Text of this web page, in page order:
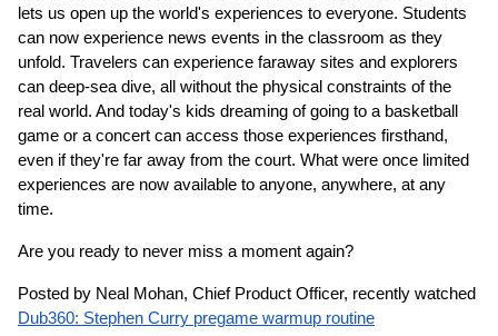
lets us open up the world's experiences to everyone. Students
can now experience news events in the classroom as they
unfold. Travelers can experience faraway sites and explorers
can deep-sea dive, all without the physical constraints of the
real world. And today's kids dreaming of going to a basketball
game or a concert can access those experiences firsthand,
even if they're far away from the court. What were once limited
experiences are now available to anyone, anywhere, at any
time.
Are you ready to never miss a moment again?
Dub360: Stephen Curry pregame warmup routine